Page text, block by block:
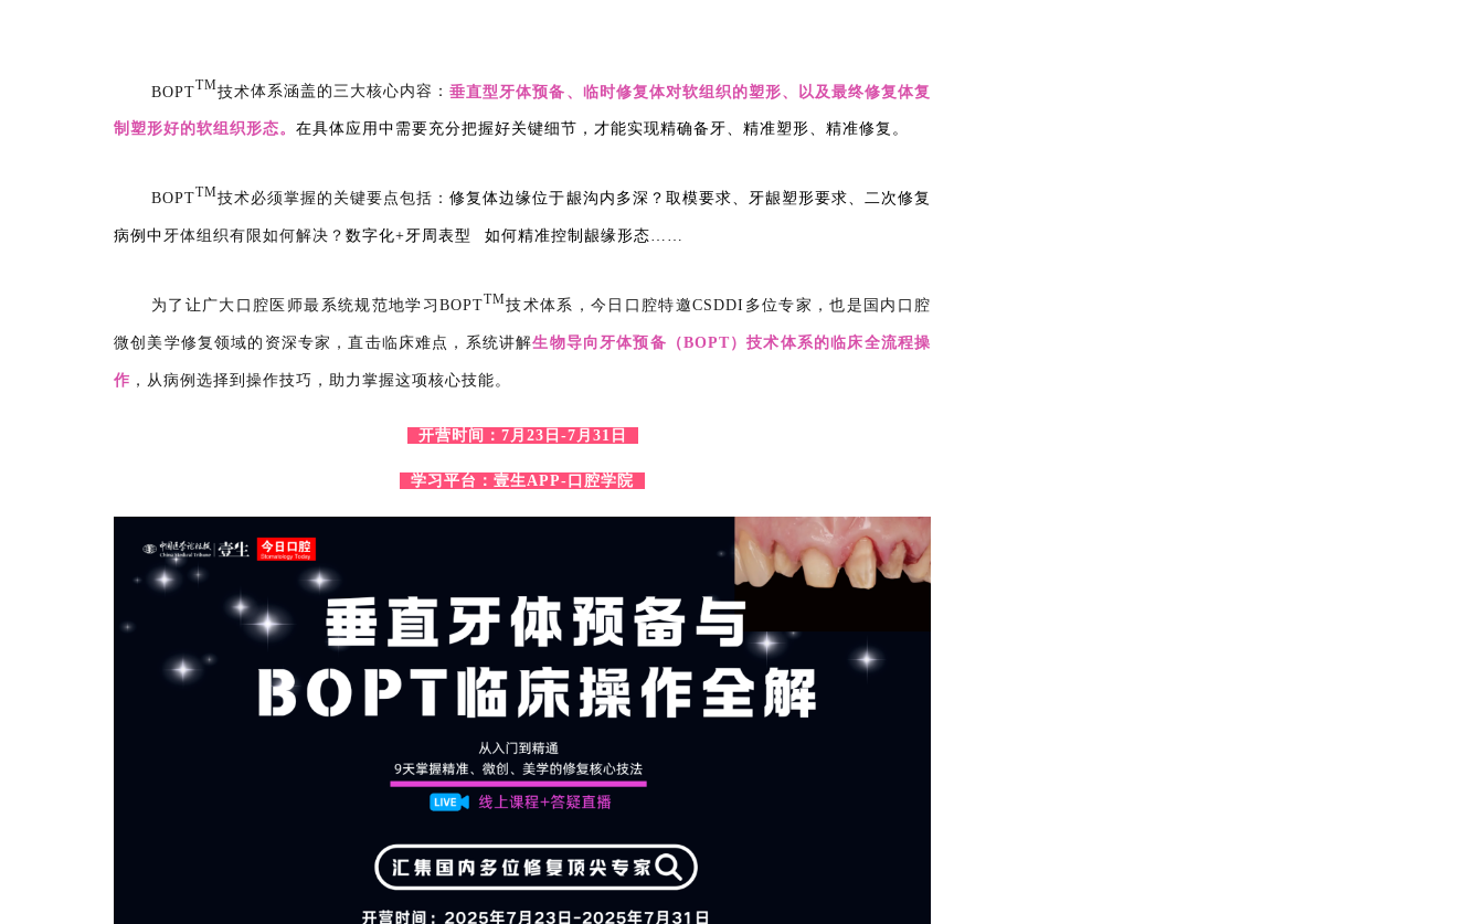
BOPTTM技术体系涵盖的三大核心内容：垂直型牙体预备、临时修复体对软组织的塑形、以及最终修复体复
制塑形好的软组织形态。 在具体应用中需要充分把握好关键细节，才能实现精确备牙、精准塑形、精准修复。
BOPTTM技术必须掌握的关键要点包括：修复体边缘位于龈沟内多深？取模要求、牙龈塑形要求、二次修复
病例中 牙体组织有限如何解决？ 数字化+牙周表型 如何精准控制龈缘形态……
为了让广大口腔医师最系统规范地学习BOPTTM技术体系，今日口腔特邀CSDDI多位专家，也是国内口腔
微创美学修复领域的资深专家，直击临床难点，系统讲解生物导向牙体预备（BOPT ）技术体系的临床全流程操
作 ，从病例选择到操作技巧，助力掌握这项核心技能。
开营时间：7月23日-7月31日
学习平台：壹生APP-口腔学院